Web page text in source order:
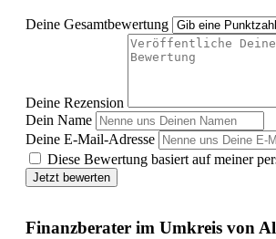
Deine Gesamtbewertung
Deine Rezension
Dein Name
Deine E-Mail-Adresse
Diese Bewertung basiert auf meiner
Jetzt bewerten
Finanzberater im Umkreis von